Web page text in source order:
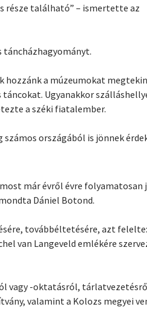
része található” – ismertette az
hozzánk a múzeumokat
Ugyanakkor
a széki fiatalember.
országából is jönnek
már évről évre folyamatosan
Dániel Botond.
továbbéltetésére, azt
van Langeveld emlékére
vagy -oktatásról,
valamint a Kolozs megyei